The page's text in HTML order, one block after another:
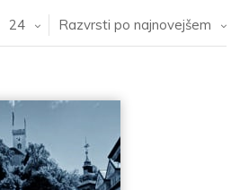
Razvrsti po najnovejšem
24